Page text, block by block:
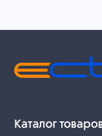
Каталог